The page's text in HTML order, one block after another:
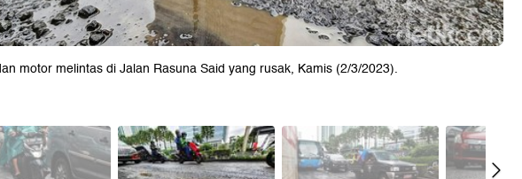
motor melintas di Jalan Rasuna Said yang rusak, Kamis (2/3/2023).